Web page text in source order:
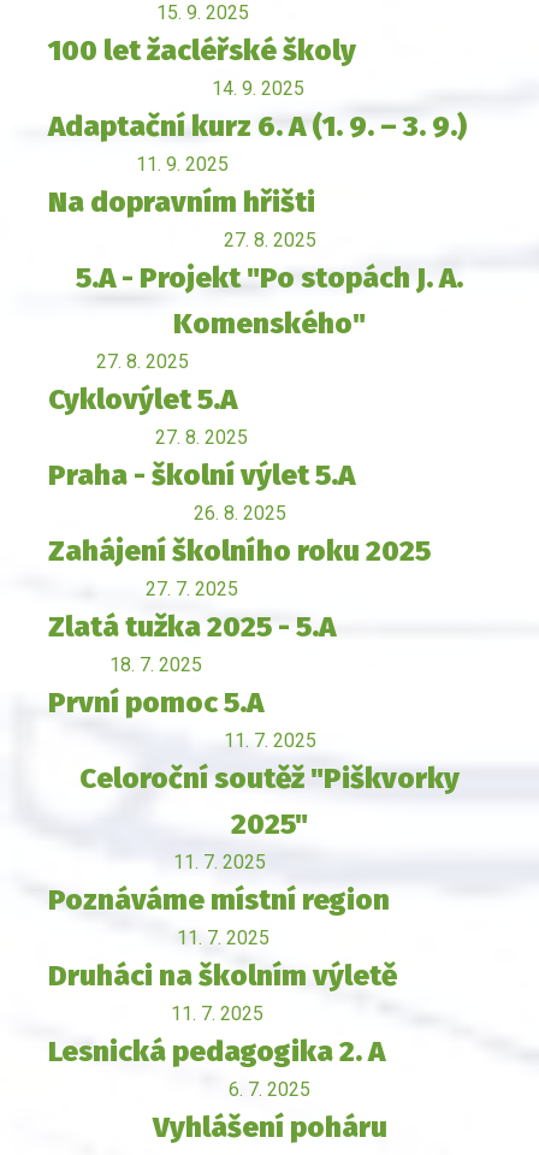
15. 9. 2025
100 let žacléřské školy
14. 9. 2025
Adaptační kurz 6. A (1. 9. – 3. 9.)
11. 9. 2025
Na dopravním hřišti
27. 8. 2025
5.A - Projekt "Po stopách J. A.
Komenského"
27. 8. 2025
Cyklovýlet 5.A
27. 8. 2025
Praha - školní výlet 5.A
26. 8. 2025
Zahájení školního roku 2025
27. 7. 2025
Zlatá tužka 2025 - 5.A
18. 7. 2025
První pomoc 5.A
11. 7. 2025
Celoroční soutěž "Piškvorky
2025"
11. 7. 2025
Poznáváme místní region
11. 7. 2025
Druháci na školním výletě
11. 7. 2025
Lesnická pedagogika 2. A
6. 7. 2025
Vyhlášení poháru